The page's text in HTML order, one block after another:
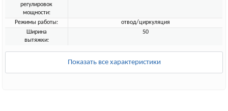
регулировок
мощности:
Режимы работы:
отвод/циркуляция
Ширина
вытяжки:
50
Показать все характеристики